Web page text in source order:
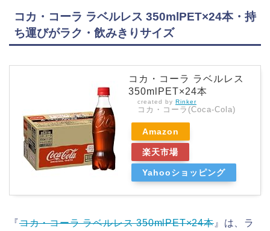
コカ・コーラ ラベルレス 350mlPET×24本・持
ち運びがラク・飲みきりサイズ
コカ・コーラ ラベルレス
350mlPET×24本
created by Rinker
コカ・コーラ(Coca-Cola)
Amazon
楽天市場
Yahooショッピング
『コカ・コーラ ラベルレス 350mlPET×24本』は、ラ